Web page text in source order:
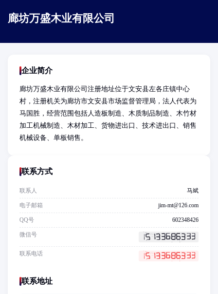
廊坊万盛木业有限公司
企业简介
廊坊万盛木业有限公司注册地址位于文安县左各庄镇中心
村，注册机关为廊坊市文安县市场监督管理局，法人代表为
马国胜，经营范围包括人造板制造、木质制品制造、木竹材
加工机械制造、木材加工、货物进出口、技术进出口、销售
机械设备、单板销售。
联系方式
联系人 马斌
电子邮箱 jim-mt@126.com
QQ号 602348426
微信号
联系电话
联系地址